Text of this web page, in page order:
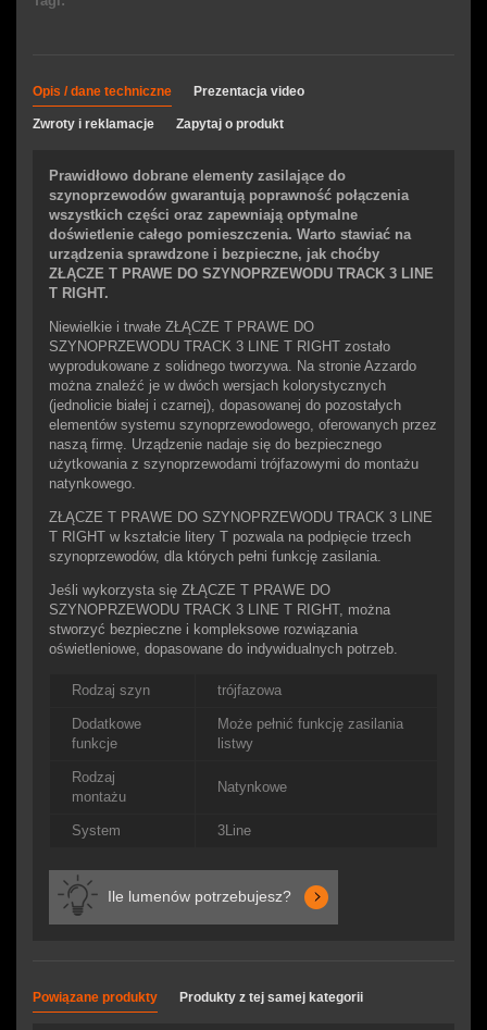
Opis / dane techniczne Prezentacja video
Zwroty i reklamacje Zapytaj o produkt
Prawidłowo dobrane elementy zasilające do
szynoprzewodów gwarantują poprawność połączenia
wszystkich części oraz zapewniają optymalne
doświetlenie całego pomieszczenia. Warto stawiać na
urządzenia sprawdzone i bezpieczne, jak choćby
ZŁĄCZE T PRAWE DO SZYNOPRZEWODU TRACK 3 LINE
T RIGHT.
Niewielkie i trwałe ZŁĄCZE T PRAWE DO
SZYNOPRZEWODU TRACK 3 LINE T RIGHT zostało
wyprodukowane z solidnego tworzywa. Na stronie Azzardo
można znaleźć je w dwóch wersjach kolorystycznych
(jednolicie białej i czarnej), dopasowanej do pozostałych
elementów systemu szynoprzewodowego, oferowanych przez
naszą firmę. Urządzenie nadaje się do bezpiecznego
użytkowania z szynoprzewodami trójfazowymi do montażu
natynkowego.
ZŁĄCZE T PRAWE DO SZYNOPRZEWODU TRACK 3 LINE
T RIGHT w kształcie litery T pozwala na podpięcie trzech
szynoprzewodów, dla których pełni funkcję zasilania.
Jeśli wykorzysta się ZŁĄCZE T PRAWE DO
SZYNOPRZEWODU TRACK 3 LINE T RIGHT, można
stworzyć bezpieczne i kompleksowe rozwiązania
oświetleniowe, dopasowane do indywidualnych potrzeb.
Rodzaj szyn trójfazowa
Dodatkowe
funkcje
Może pełnić funkcję zasilania
listwy
Rodzaj
montażu
Natynkowe
System 3Line
Ile lumenów potrzebujesz?
Powiązane produkty Produkty z tej samej kategorii